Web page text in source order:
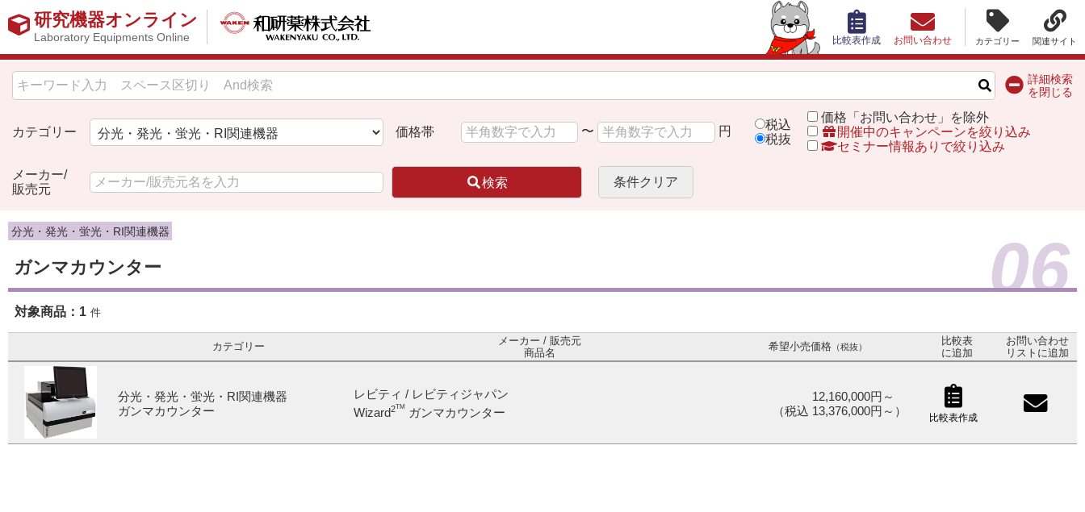
研究機器オンライン
Laboratory Equipments Online カテゴリー 関連サイト
比較表作成 お問い合わせ
詳細検索
を閉じる
カテゴリー
メーカー/
販売元
価格帯 〜 円
税込
税抜
価格「お問い合わせ」を除外
開催中のキャンペーンを絞り込み
セミナー情報ありで絞り込み
検索 条件クリア
分光・発光・蛍光・RI関連機器
ガンマカウンター 06
対象商品： 1 件
カテゴリー
メーカー / 販売元
商品名
希望小売価格 （税抜）
比較表
に追加
お問い合わせ
リストに追加
分光・発光・蛍光・RI関連機器
ガンマカウンター
レビティ / レビティジャパン
Wizard2TM ガンマカウンター
12,160,000円～
（税込 13,376,000円～）
比較表作成